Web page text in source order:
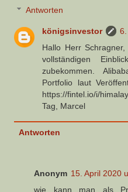
Antworten
königsinvestor
Hallo Herr
vollständigen
zubekommen.
Portfolio laut
https://fintel.io/i/
Tag, Marcel
Antworten
Anonym 15. April 2020
wie kann man als